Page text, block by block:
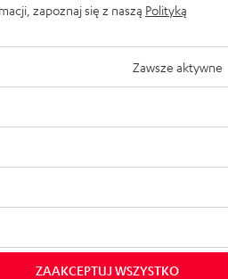
zapoznaj się z naszą Polityką
Zawsze aktywne
ZAAKCEPTUJ WSZYSTKO